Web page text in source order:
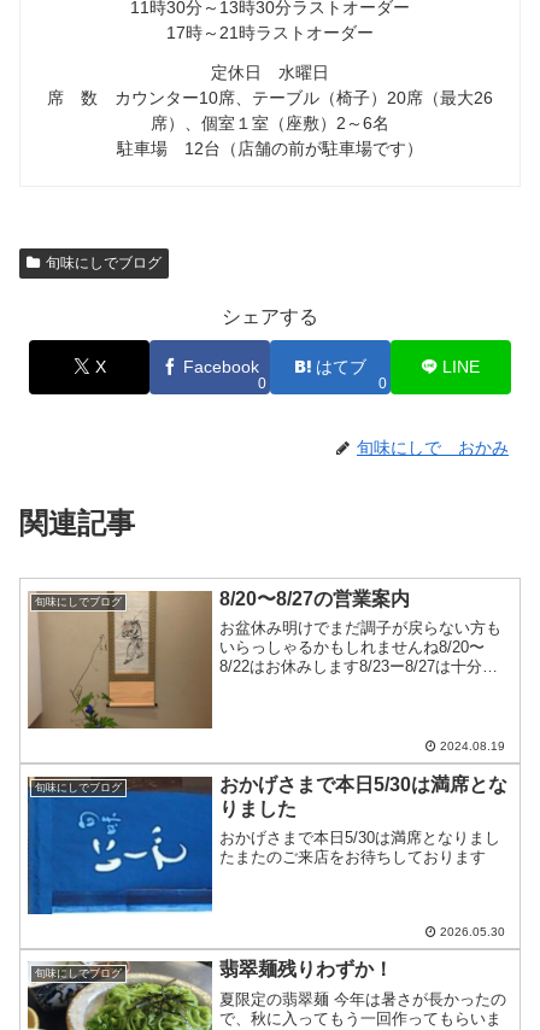
11時30分～13時30分ラストオーダー
17時～21時ラストオーダー
定休日 水曜日
席 数 カウンター10席、テーブル（椅子）20席（最大26
席）、個室１室（座敷）2～6名
駐車場 12台（店舗の前が駐車場です）
旬味にしでブログ
シェアする
X Facebook
0
はてブ
0
LINE
旬味にしで おかみ
関連記事
旬味にしでブログ 8/20〜8/27の営業案内
お盆休み明けでまだ調子が戻らない方も
いらっしゃるかもしれませんね8/20〜
8/22はお休みします8/23ー8/27は十分に
2024.08.19
旬味にしでブログ
おかげさまで本日5/30は満席とな
りました
おかげさまで本日5/30は満席となりまし
たまたのご来店をお待ちしております
2026.05.30
旬味にしでブログ 翡翠麺残りわずか！
夏限定の翡翠麺 今年は暑さが長かったの
で、秋に入ってもう一回作ってもらいま